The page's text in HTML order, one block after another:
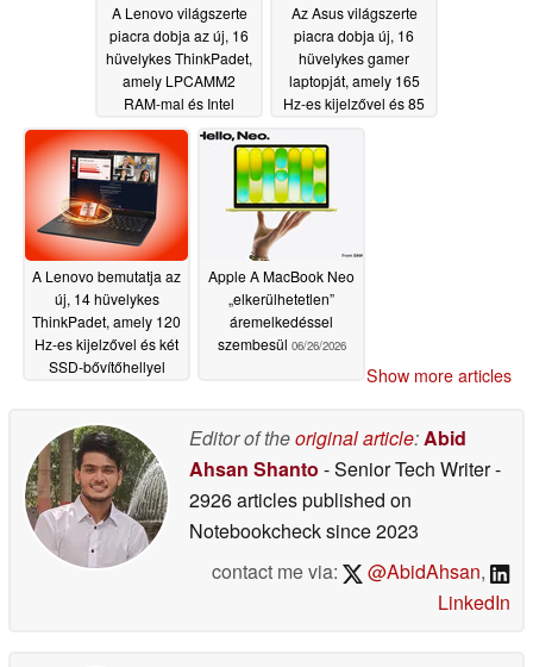
A Lenovo világszerte
piacra dobja az új, 16
hüvelykes ThinkPadet,
amely LPCAMM2
RAM-mal és Intel
Panther Lake
processzorral
rendelkezik
06/27/2026
Az Asus világszerte
piacra dobja új, 16
hüvelykes gamer
laptopját, amely 165
Hz-es kijelzővel és 85
kártyákkal rendelkezik
06/26/2026
A Lenovo bemutatja az
új, 14 hüvelykes
ThinkPadet, amely 120
Hz-es kijelzővel és két
SSD-bővítőhellyel
Apple A MacBook Neo
„elkerülhetetlen”
áremelkedéssel
szembesül 06/26/2026
Show more articles
Editor of theoriginal article:Abid
Ahsan Shanto - Senior Tech Writer-
2926 articles published on
Notebookchecksince 2023
contact me via:
@AbidAhsan,
LinkedIn